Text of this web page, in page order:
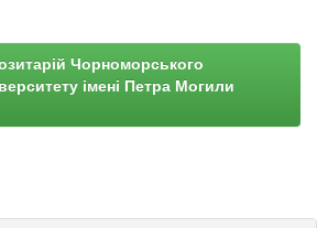
Чорноморського
імені Петра Могили